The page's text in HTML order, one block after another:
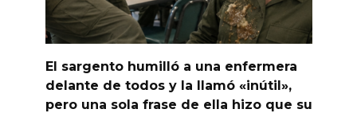
El sargento humilló a una enfermera
delante de todos y la llamó «inútil»,
pero una sola frase de ella hizo que su